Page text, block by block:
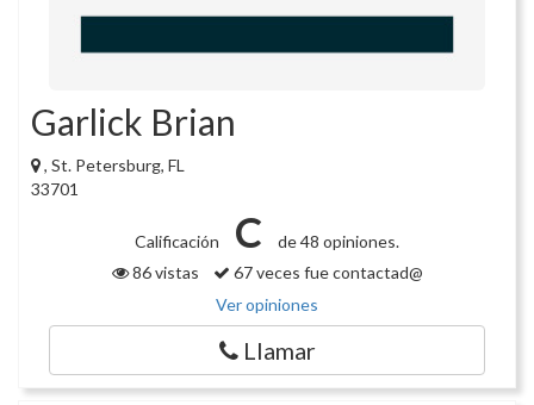
Garlick Brian
, St. Petersburg, FL
33701
Calificación C
de 48 opiniones.
86 vistas
67 veces fue contactad@
Ver opiniones
Llamar